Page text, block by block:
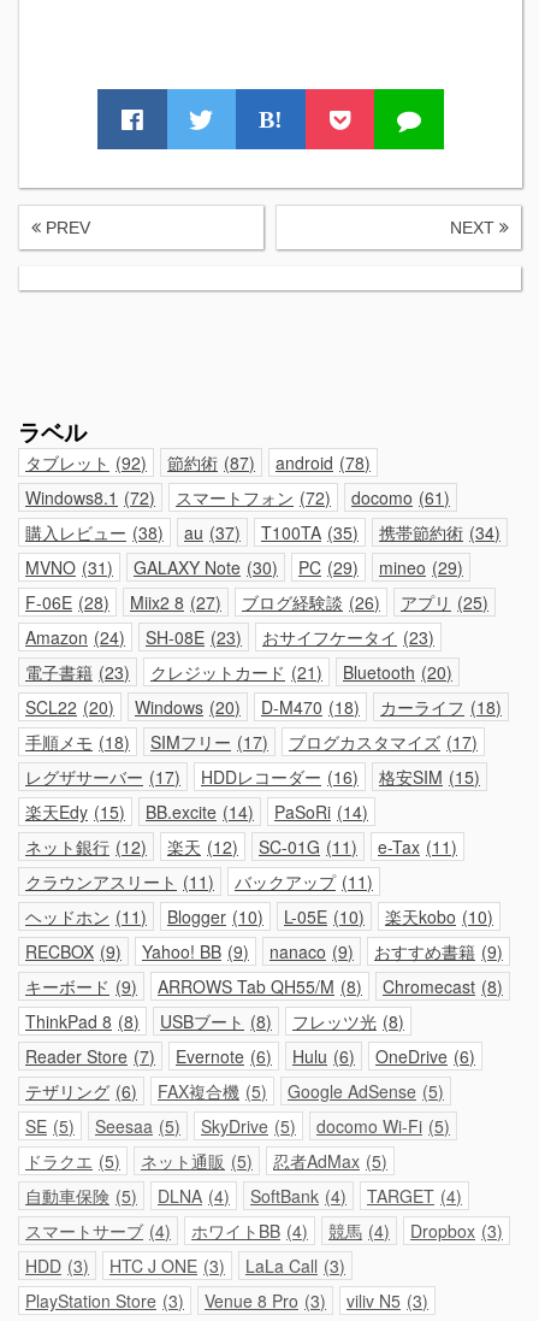
B!
PREV NEXT
ラベル
タブレット 92 節約術 87 android 78
Windows8.1
72 スマートフォン 72 docomo 61
購入レビュー 38 au 37 T100TA 35 携帯節約術 34
MVNO 31 GALAXY Note 30 PC 29 mineo 29
F-06E 28 Miix2 8 27 ブログ経験談 26 アプリ
25
Amazon 24 SH-08E 23 おサイフケータイ 23
電子書籍 23 クレジットカード 21 Bluetooth 20
SCL22 20 Windows 20 D-M470 18 カーライフ
18
手順メモ 18 SIMフリー 17 ブログカスタマイズ 17
レグザサーバー 17 HDDレコーダー 16 格安SIM 15
楽天Edy 15 BB.excite 14 PaSoRi 14
ネット銀行 12 楽天 12 SC-01G 11 e-Tax 11
クラウンアスリート
11 バックアップ 11
ヘッドホン 11 Blogger 10 L-05E 10 楽天kobo 10
RECBOX 9 Yahoo! BB 9 nanaco 9 おすすめ書籍 9
キーボード 9 ARROWS Tab QH55/M 8 Chromecast 8
ThinkPad 8 8 USBブート 8 フレッツ光 8
Reader Store 7 Evernote 6 Hulu 6 OneDrive 6
テザリング 6 FAX複合機 5 Google AdSense 5
SE 5 Seesaa 5 SkyDrive 5 docomo Wi-Fi 5
ドラクエ 5 ネット通販 5 忍者AdMax 5
自動車保険 5 DLNA 4 SoftBank 4 TARGET 4
スマートサーブ 4 ホワイトBB 4 競馬 4 Dropbox 3
HDD 3 HTC J ONE 3 LaLa Call 3
PlayStation Store 3 Venue 8 Pro 3 viliv N5 3